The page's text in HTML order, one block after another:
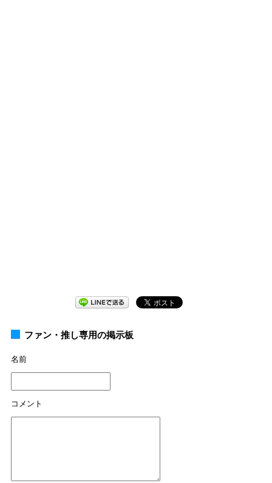
ファン・推し専用の掲示板
名前
コメント